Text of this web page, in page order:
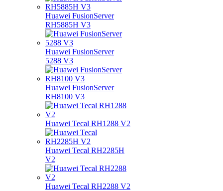
Huawei FusionServer
RH5885H V3
Huawei FusionServer
5288 V3
Huawei FusionServer
RH8100 V3
Huawei Tecal RH1288 V2
Huawei Tecal RH2285H
V2
Huawei Tecal RH2288 V2